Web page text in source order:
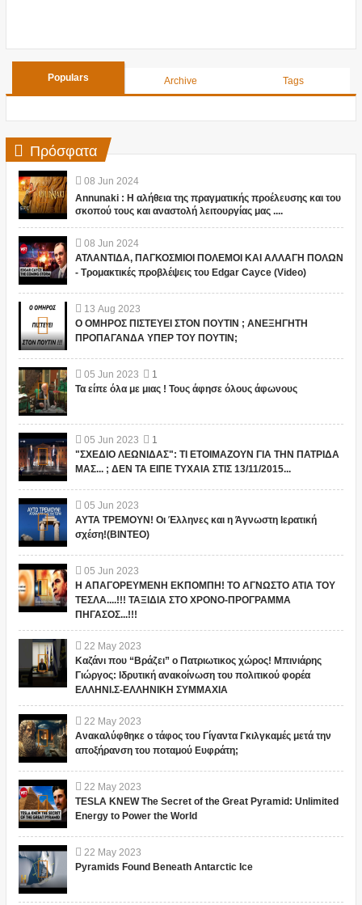
Populars Archive Tags
Πρόσφατα
08 Jun 2024
Annunaki : Η αλήθεια της πραγματικής προέλευσης και του
σκοπού τους και αναστολή λειτουργίας μας ....
08 Jun 2024
ΑΤΛΑΝΤΙΔΑ, ΠΑΓΚΟΣΜΙΟΙ ΠΟΛΕΜΟΙ ΚΑΙ ΑΛΛΑΓΗ ΠΟΛΩΝ
- Τρομακτικές προβλέψεις του Edgar Cayce (Video)
13 Aug 2023
Ο ΟΜΗΡΟΣ ΠΙΣΤΕΥΕΙ ΣΤΟΝ ΠΟΥΤΙΝ ; ΑΝΕΞΗΓΗΤΗ
ΠΡΟΠΑΓΑΝΔΑ ΥΠΕΡ ΤΟΥ ΠΟΥΤΙΝ;
05 Jun 2023
1
Τα είπε όλα με μιας ! Τους άφησε όλους άφωνους
05 Jun 2023
1
"ΣΧΕΔΙΟ ΛΕΩΝΙΔΑΣ": ΤΙ ΕΤΟΙΜΑΖΟΥΝ ΓΙΑ ΤΗΝ ΠΑΤΡΙΔΑ
ΜΑΣ... ; ΔΕΝ ΤΑ ΕΙΠΕ ΤΥΧΑΙΑ ΣΤΙΣ 13/11/2015...
05 Jun 2023
ΑΥΤΑ ΤΡΕΜΟΥΝ! Οι Έλληνες και η Άγνωστη Ιερατική
σχέση!(ΒΙΝΤΕΟ)
05 Jun 2023
Η ΑΠΑΓΟΡΕΥΜΕΝΗ ΕΚΠΟΜΠΗ! ΤΟ ΑΓΝΩΣΤΟ ΑΤΙΑ ΤΟΥ
ΤΕΣΛΑ....!!! ΤΑΞΙΔΙΑ ΣΤΟ ΧΡΟΝΟ-ΠΡΟΓΡΑΜΜΑ
ΠΗΓΑΣΟΣ...!!!
22 May 2023
Καζάνι που “Βράζει” ο Πατριωτικος χώρος! Μπινιάρης
Γιώργος: Ιδρυτική ανακοίνωση του πολιτικού φορέα
ΕΛΛΗΝΙ.Σ-ΕΛΛΗΝΙΚΗ ΣΥΜΜΑΧΙΑ
22 May 2023
Ανακαλύφθηκε ο τάφος του Γίγαντα Γκιλγκαμές μετά την
αποξήρανση του ποταμού Ευφράτη;
22 May 2023
TESLA KNEW The Secret of the Great Pyramid: Unlimited
Energy to Power the World
22 May 2023
Pyramids Found Beneath Antarctic Ice